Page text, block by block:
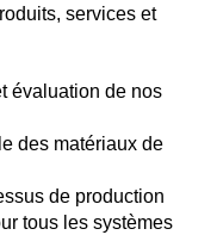
services et
évaluation de nos
des matériaux de
de production
tous les systèmes